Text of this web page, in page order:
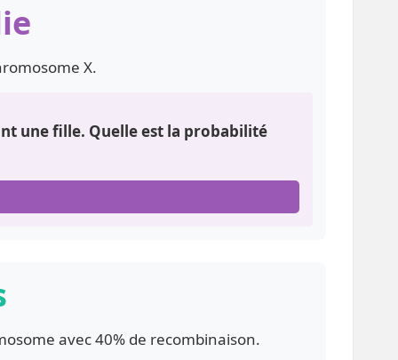
X.
une fille. Quelle est la probabilité
avec 40% de recombinaison.